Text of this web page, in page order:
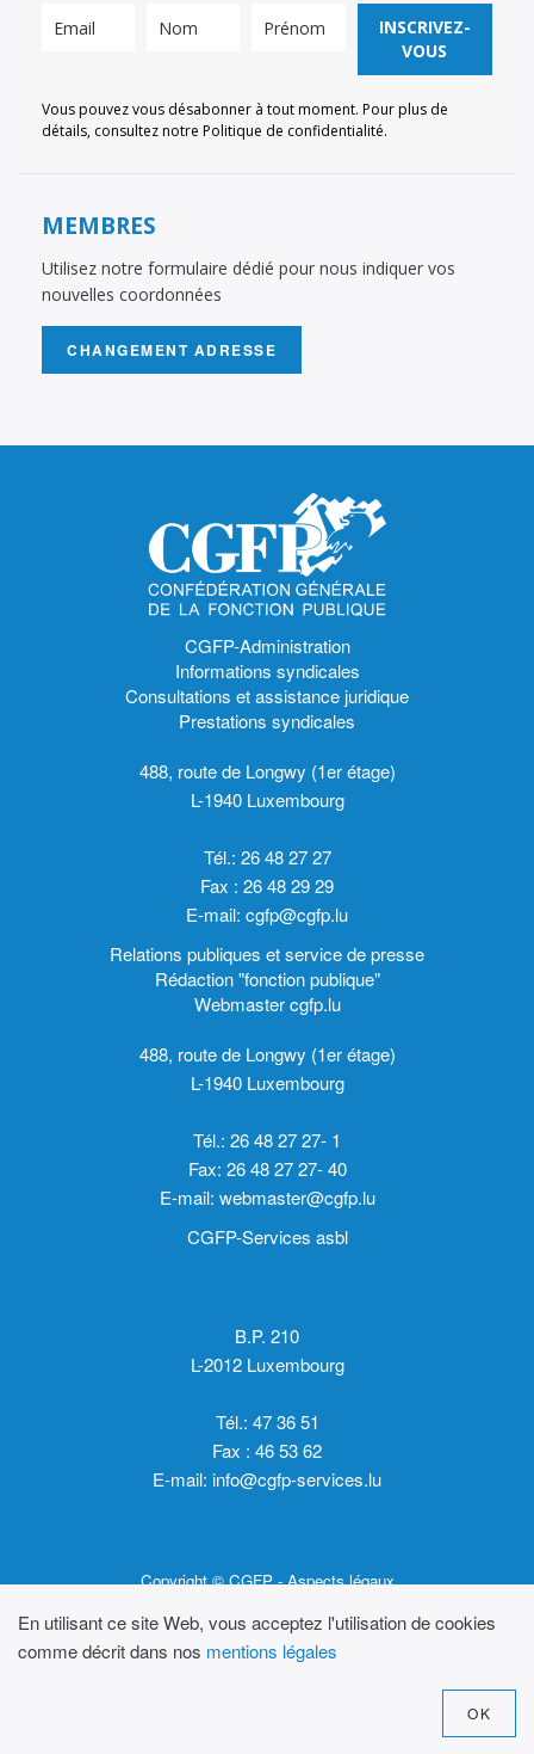
INSCRIVEZ-
VOUS
Vous pouvez vous désabonner à tout moment. Pour plus de
détails, consultez notre Politique de confidentialité.
MEMBRES
Utilisez notre formulaire dédié pour nous indiquer vos
nouvelles coordonnées
CHANGEMENT ADRESSE
CGFP-Administration
Informations syndicales
Consultations et assistance juridique
Prestations syndicales
488, route de Longwy (1er étage)
L-1940 Luxembourg
Tél.: 26 48 27 27
Fax : 26 48 29 29
E-mail: cgfp@cgfp.lu
Relations publiques et service de presse
Rédaction "fonction publique"
Webmaster cgfp.lu
488, route de Longwy (1er étage)
L-1940 Luxembourg
Tél.: 26 48 27 27- 1
Fax: 26 48 27 27- 40
E-mail: webmaster@cgfp.lu
CGFP-Services asbl
B.P. 210
L-2012 Luxembourg
Tél.: 47 36 51
Fax : 46 53 62
E-mail: info@cgfp-services.lu
Copyright © CGFP -Aspects légaux
En utilisant ce site Web, vous acceptez l'utilisation de cookies
comme décrit dans nos mentions légales
OK